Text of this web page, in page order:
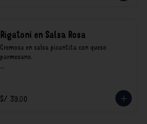
Rigatoni en Salsa Rosa
Cremosa en salsa picantita con queso
parmesano.
consumo.
S/ 39.00